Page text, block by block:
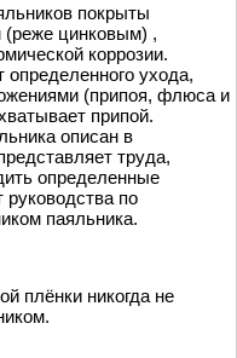
покрыты
цинковым) ,
коррозии.
определенного ухода,
(припоя, флюса и
припой.
описан в
труда,
определенные
по
паяльника.
плёнки никогда не